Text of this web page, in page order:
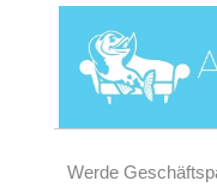
Werde